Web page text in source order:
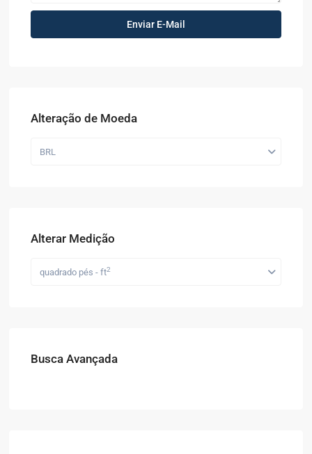
Alteração de Moeda
BRL
Alterar Medição
quadrado pés - ft2
Busca Avançada